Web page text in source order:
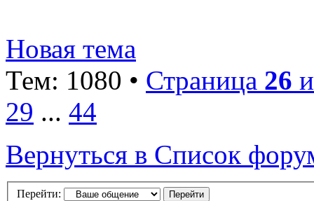
Новая тема
Тем: 1080 • Страница 26
29 ... 44
Вернуться в Список
Перейти: